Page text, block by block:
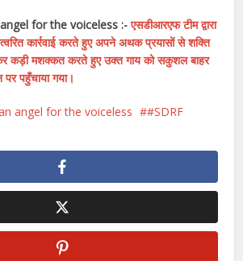
for the voiceless :-एसडीआरएफ टीम द्वारा
कार्रवाई करते हुए अपने अथक प्रयासों से शक्ति
कड़ी मशक्कत करते हुए उक्त गाय को सकुशल बाहर
पर पहुँचाया गया।
angel for the voiceless
#SDRF